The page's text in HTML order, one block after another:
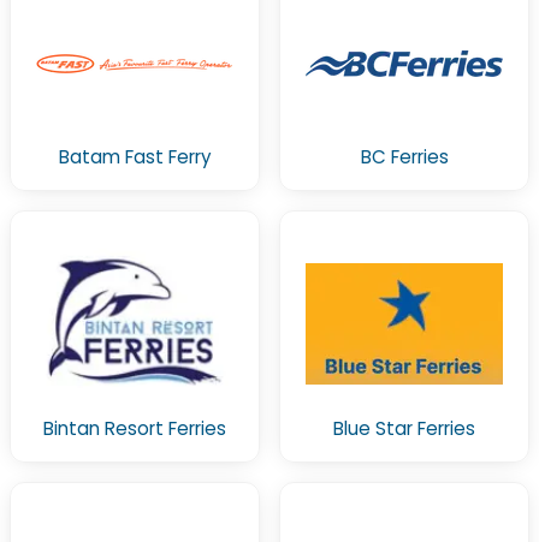
Batam Fast Ferry BC Ferries
Bintan Resort Ferries Blue Star Ferries